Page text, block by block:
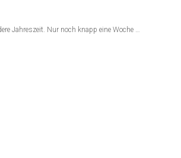
Jahreszeit. Nur noch knapp eine Woche …